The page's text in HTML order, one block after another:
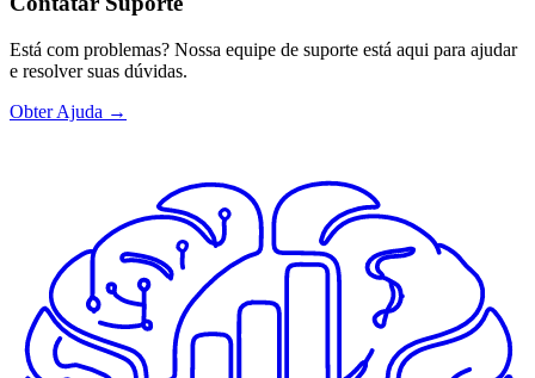
Está com problemas? Nossa equipe de suporte está aqui para ajudar
e resolver suas dúvidas.
Obter Ajuda →